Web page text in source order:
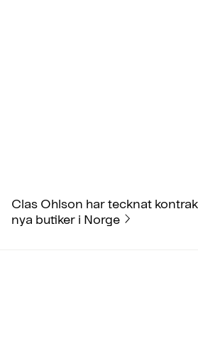
Clas Ohlson har tecknat
nya butiker i Norge